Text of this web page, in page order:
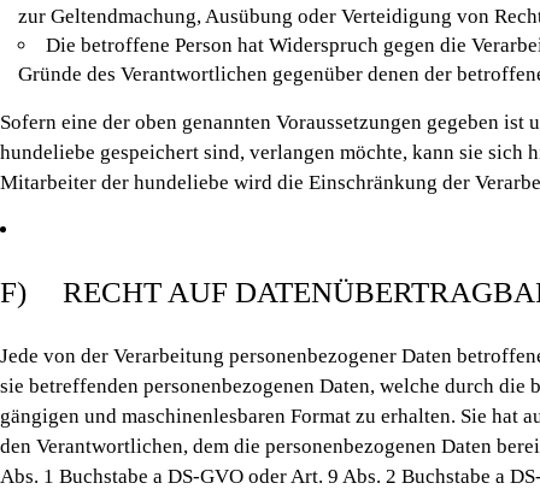
zur Geltendmachung, Ausübung oder Verteidigung von
Die betroffene Person hat Widerspruch gegen die
Gründe des Verantwortlichen gegenüber denen der
Sofern eine der oben genannten Voraussetzungen gegeben
hundeliebe gespeichert sind, verlangen möchte, kann sie
Mitarbeiter der hundeliebe wird die Einschränkung der
F) RECHT AUF
Jede von der Verarbeitung personenbezogener Daten
sie betreffenden personenbezogenen Daten, welche durch
gängigen und maschinenlesbaren Format zu erhalten. Sie hat
den Verantwortlichen, dem die personenbezogenen Daten
Abs. 1 Buchstabe a DS-GVO oder Art. 9 Abs. 2 Buchstabe a